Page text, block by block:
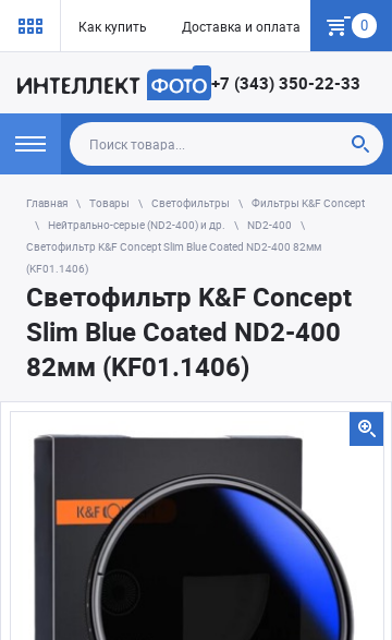
Как купить Доставка и оплата Гарантия
0
+7 (343) 350-22-33
Главная Товары Светофильтры
Фильтры K&F Concept
Нейтрально-серые (ND2-400) и др.
ND2-400
Светофильтр K&F Concept Slim Blue Coated ND2-400 82мм
(KF01.1406)
Светофильтр K&F Concept
Slim Blue Coated ND2-400
82мм (KF01.1406)